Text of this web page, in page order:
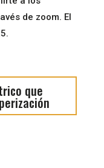
de zoom. El
que